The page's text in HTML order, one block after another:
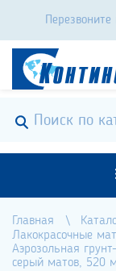
Главная
Лакокрасочные
Аэрозольная
серый матов, 520